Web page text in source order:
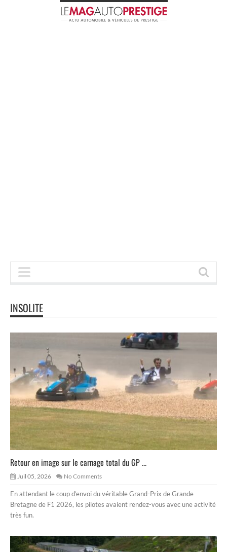
INSOLITE
Retour en image sur le carnage total du GP ...
Juil 05, 2026 No Comments
En attendant le coup d’envoi du véritable Grand-Prix de Grande
Bretagne de F1 2026, les pilotes avaient rendez-vous avec une activité
très fun.